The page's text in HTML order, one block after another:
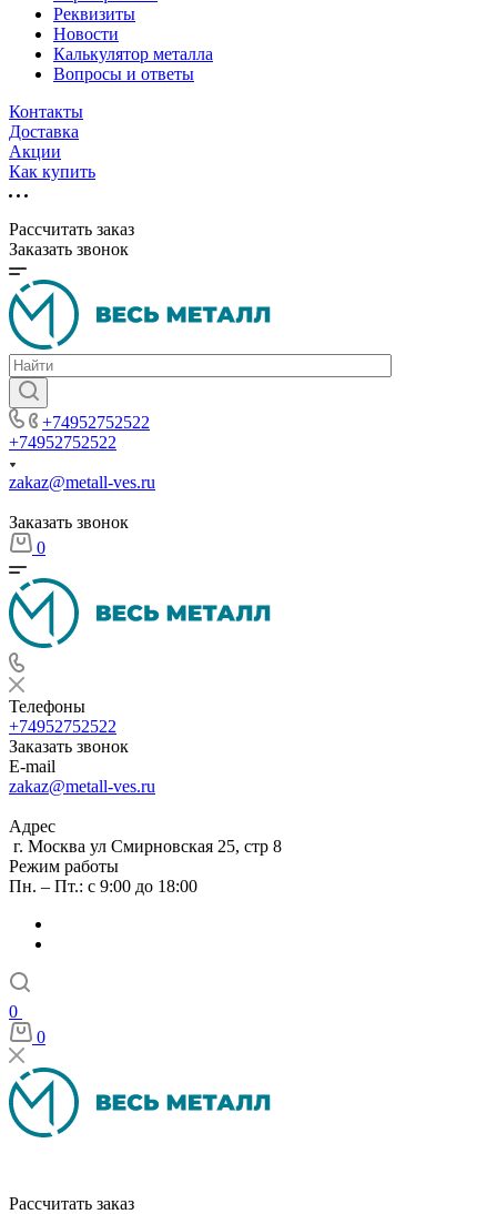
Реквизиты
Новости
Калькулятор металла
Вопросы и ответы
Контакты
Доставка
Акции
Как купить
Рассчитать заказ
Заказать звонок
+74952752522
+74952752522
zakaz@metall-ves.ru
Заказать звонок
0
Телефоны
+74952752522
Заказать звонок
E-mail
zakaz@metall-ves.ru
Адрес
г. Москва ул Смирновская 25, стр 8
Режим работы
Пн. – Пт.: с 9:00 до 18:00
0
0
Рассчитать заказ